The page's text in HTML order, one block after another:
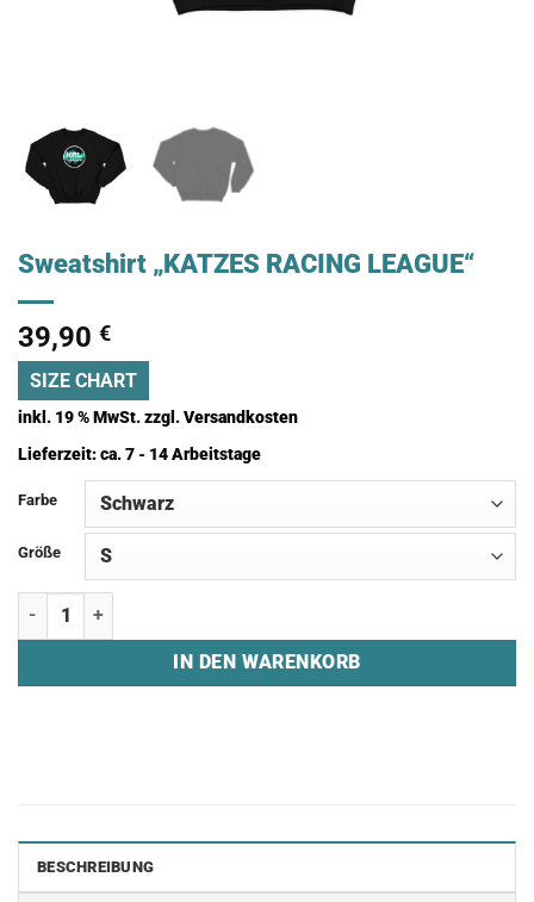
Sweatshirt „KATZES RACING LEAGUE“
39,90 €
SIZE CHART
inkl. 19 % MwSt.zzgl.Versandkosten
Lieferzeit:ca. 7 - 14 Arbeitstage
Farbe
Größe
Sweatshirt "KATZES RACING LEAGUE" Menge
IN DEN WARENKORB
BESCHREIBUNG